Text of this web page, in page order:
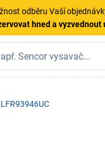
odběru Vaší
hned a vyzvednout